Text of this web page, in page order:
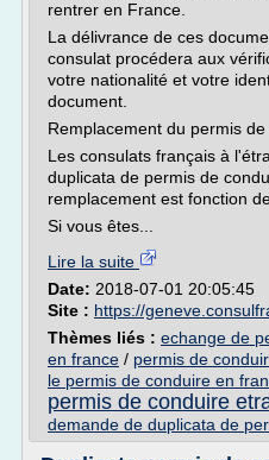
rentrer en France.
La délivrance de ces
consulat procédera aux
votre nationalité et votre
document.
Remplacement du permis
Les consulats français à
duplicata de permis de
remplacement est fonction
Si vous êtes...
Lire la suite
Date: 2018-07-01 20:05:45
Site : https://
Thèmes liés : echange de
en france / permis de
le permis de conduire en
permis de conduire
demande de duplicata de